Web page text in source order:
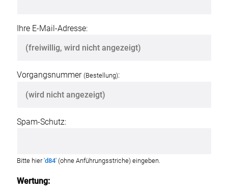
Wertung:
Ihre E-Mail-Adresse:
Vorgangsnummer (Bestellung):
Spam-Schutz:
Bitte hier 'd84' (ohne Anführungsstriche) eingeben.